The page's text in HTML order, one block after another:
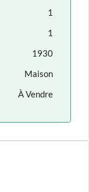
1
1
1930
Maison
À Vendre